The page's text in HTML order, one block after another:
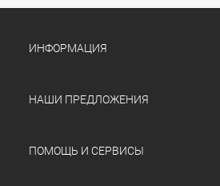
ИНФОРМАЦИЯ
НАШИ ПРЕДЛОЖЕНИЯ
ПОМОЩЬ И СЕРВИСЫ